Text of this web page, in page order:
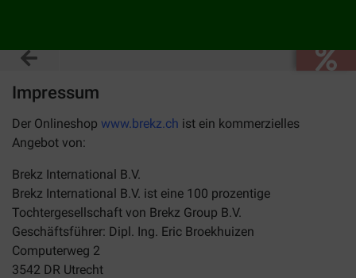
Impressum
Der Onlineshop www.brekz.ch ist ein kommerzielles
Angebot von:
Brekz International B.V.
Brekz International B.V. ist eine 100 prozentige
Tochtergesellschaft von Brekz Group B.V.
Geschäftsführer: Dipl. Ing. Eric Broekhuizen
Computerweg 2
3542 DR Utrecht